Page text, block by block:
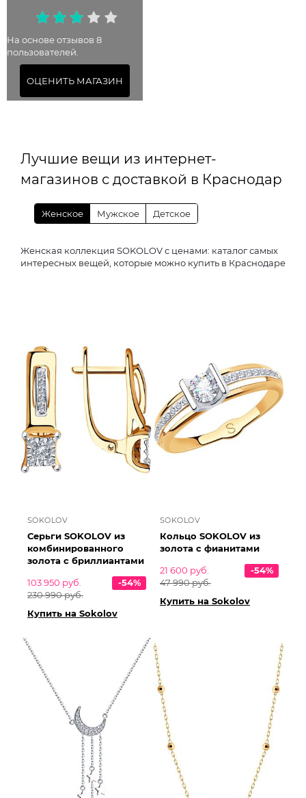
На основе отзывов 8
пользователей.
ОЦЕНИТЬ МАГАЗИН
Лучшие вещи из интернет-
магазинов с доставкой в Краснодар
Женское Мужское Детское
Женская коллекция SOKOLOV с ценами: каталог самых
интересных вещей, которые можно купить в Краснодаре
SOKOLOV
Серьги SOKOLOV из
комбинированного
золота с бриллиантами
103 950 руб.
230 990 руб.
-54%
Купить на Sokolov
SOKOLOV
Кольцо SOKOLOV из
золота с фианитами
21 600 руб.
47 990 руб.
-54%
Купить на Sokolov